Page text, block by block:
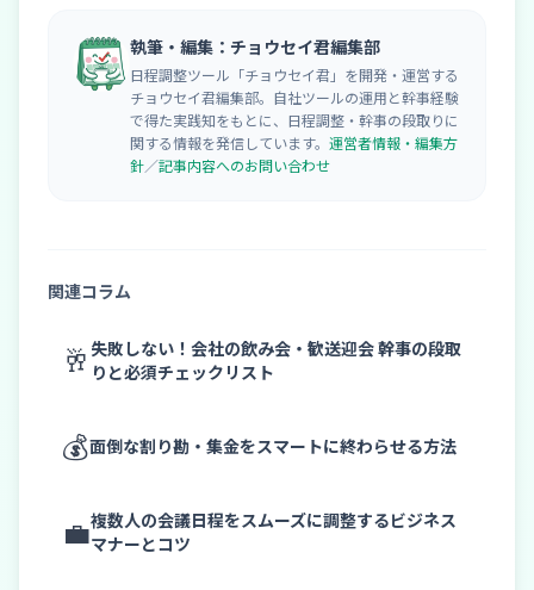
執筆・編集：チョウセイ君編集部
日程調整ツール「チョウセイ君」を開発・運営する
チョウセイ君編集部。自社ツールの運用と幹事経験
で得た実践知をもとに、日程調整・幹事の段取りに
関する情報を発信しています。 運営者情報・編集方
針／記事内容へのお問い合わせ
関連コラム
🥂 失敗しない！会社の飲み会・歓送迎会 幹事の段取
りと必須チェックリスト
💰面倒な割り勘・集金をスマートに終わらせる方法
💼複数人の会議日程をスムーズに調整するビジネス
マナーとコツ